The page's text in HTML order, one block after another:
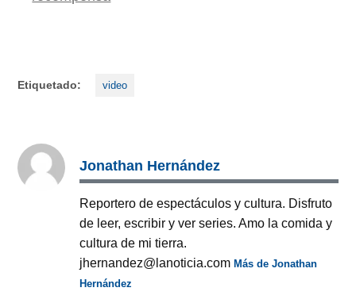
Etiquetado: video
Jonathan Hernández
Reportero de espectáculos y cultura. Disfruto
de leer, escribir y ver series. Amo la comida y
cultura de mi tierra.
jhernandez@lanoticia.comMás de Jonathan
Hernández